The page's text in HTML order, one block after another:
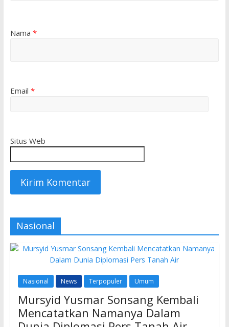
Nama *
Email *
Situs Web
Nasional
Nasional News Terpopuler Umum
Mursyid Yusmar Sonsang Kembali
Mencatatkan Namanya Dalam